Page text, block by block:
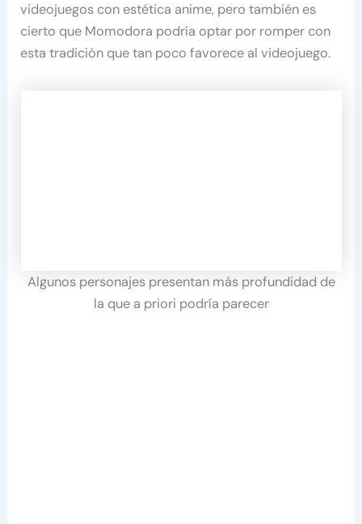
videojuegos con estética anime, pero también es
cierto que Momodora podría optar por romper con
esta tradición que tan poco favorece al videojuego.
Algunos personajes presentan más profundidad de
la que a priori podría parecer